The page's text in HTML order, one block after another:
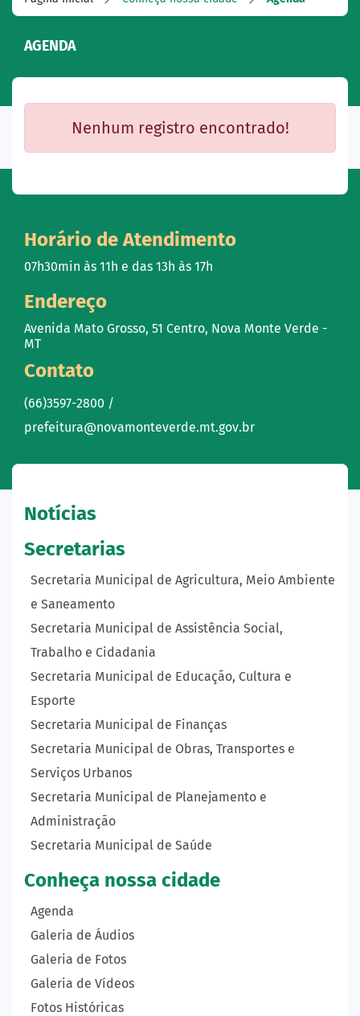
AGENDA
Nenhum registro encontrado!
Horário de Atendimento
07h30min às 11h e das 13h às 17h
Endereço
Avenida Mato Grosso, 51 Centro, Nova Monte Verde -
MT
Contato
(66)3597-2800 /
prefeitura@novamonteverde.mt.gov.br
Notícias
Secretarias
Secretaria Municipal de Agricultura, Meio Ambiente
e Saneamento
Secretaria Municipal de Assistência Social,
Trabalho e Cidadania
Secretaria Municipal de Educação, Cultura e
Esporte
Secretaria Municipal de Finanças
Secretaria Municipal de Obras, Transportes e
Serviços Urbanos
Secretaria Municipal de Planejamento e
Administração
Secretaria Municipal de Saúde
Conheça nossa cidade
Agenda
Galeria de Áudios
Galeria de Fotos
Galeria de Vídeos
Fotos Históricas